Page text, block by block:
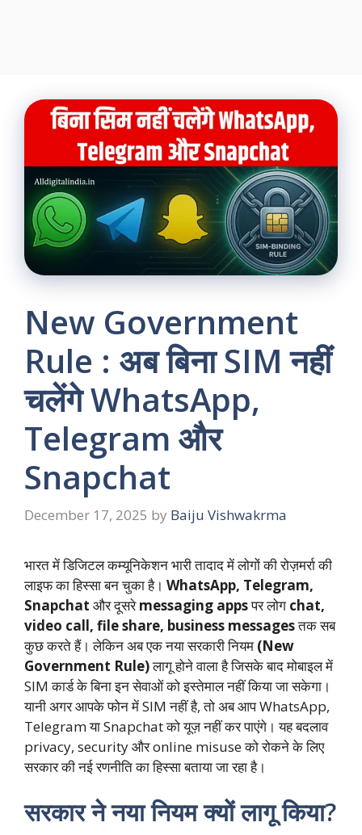
New Government
Rule : अब बिना SIM नहीं
चलेंगे WhatsApp,
Telegram और
Snapchat
December 17, 2025 by Baiju Vishwakrma
भारत में डिजिटल कम्यूनिकेशन भारी तादाद में लोगों की रोज़मर्रा की
लाइफ का हिस्सा बन चुका है। WhatsApp, Telegram,
Snapchat और दूसरेmessaging appsपर लोग chat,
video call, file share, business messagesतक सब
कुछ करते हैं। लेकिन अब एक नया सरकारी नियम (New
Government Rule)लागू होने वाला है जिसके बाद मोबाइल में
SIM कार्ड के बिना इन सेवाओं को इस्तेमाल नहीं किया जा सकेगा।
यानी अगर आपके फोन में SIM नहीं है, तो अब आप WhatsApp,
Telegram या Snapchat को यूज़ नहीं कर पाएंगे। यह बदलाव
privacy, security और online misuse को रोकने के लिए
सरकार की नई रणनीति का हिस्सा बताया जा रहा है।
सरकार ने नया नियम क्यों लागू किया?